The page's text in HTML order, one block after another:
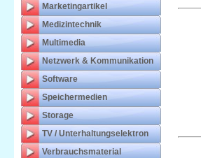
Marketingartikel
Medizintechnik
Multimedia
Netzwerk & Kommunikation
Software
Speichermedien
Storage
TV / Unterhaltungselektron
Verbrauchsmaterial